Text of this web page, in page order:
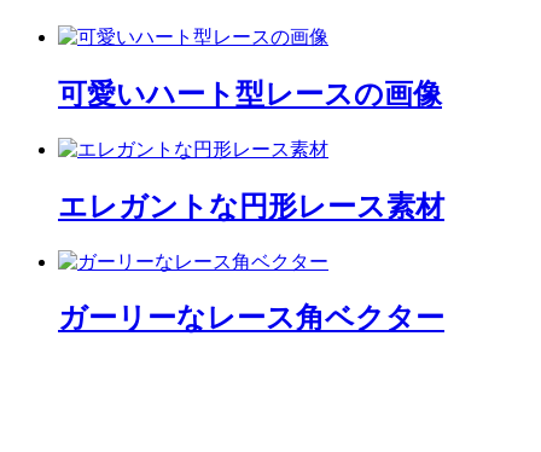
可愛いハート型レースの画像
エレガントな円形レース素材
ガーリーなレース角ベクター